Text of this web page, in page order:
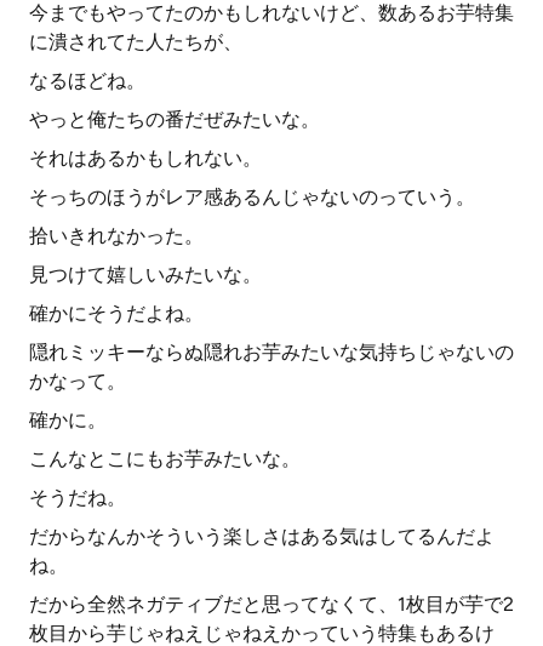
今までもやってたのかもしれないけど、数あるお芋特集
に潰されてた人たちが、
なるほどね。
やっと俺たちの番だぜみたいな。
それはあるかもしれない。
そっちのほうがレア感あるんじゃないのっていう。
拾いきれなかった。
見つけて嬉しいみたいな。
確かにそうだよね。
隠れミッキーならぬ隠れお芋みたいな気持ちじゃないの
かなって。
確かに。
こんなとこにもお芋みたいな。
そうだね。
だからなんかそういう楽しさはある気はしてるんだよ
ね。
だから全然ネガティブだと思ってなくて、1枚目が芋で2
枚目から芋じゃねえじゃねえかっていう特集もあるけ